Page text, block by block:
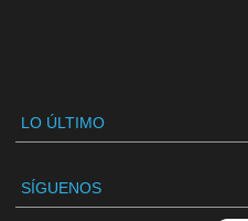
LO ÚLTIMO
SÍGUENOS